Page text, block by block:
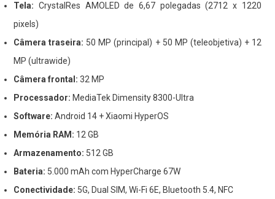
Tela: CrystalRes AMOLED de 6,67 polegadas (2712 x 1220
pixels)
Câmera traseira: 50 MP (principal) + 50 MP (teleobjetiva) + 12
MP (ultrawide)
Câmera frontal: 32 MP
Processador: MediaTek Dimensity 8300-Ultra
Software: Android 14 + Xiaomi HyperOS
Memória RAM: 12 GB
Armazenamento: 512 GB
Bateria: 5.000 mAh com HyperCharge 67W
Conectividade: 5G, Dual SIM, Wi-Fi 6E, Bluetooth 5.4, NFC